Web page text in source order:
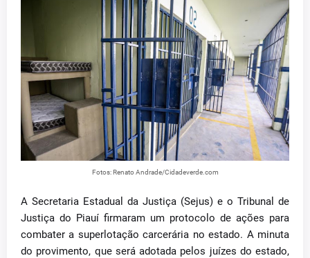
Fotos: Renato Andrade/Cidadeverde.com
A Secretaria Estadual da Justiça (Sejus) e o Tribunal de
Justiça do Piauí firmaram um protocolo de ações para
combater a superlotação carcerária no estado. A minuta
do provimento, que será adotada pelos juízes do estado,